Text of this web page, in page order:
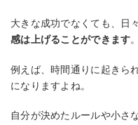
大きな成功でなくても、日
感は上げることができます。
例えば、時間通りに起きら
になりますよね。
自分が決めたルールや小さ